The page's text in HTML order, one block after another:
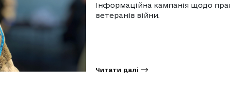
Інформаційна кампанія щодо
ветеранів війни.
Читати далі